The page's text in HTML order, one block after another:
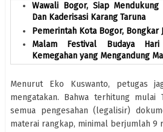
Wawali Bogor, Siap
Dan Kaderisasi Karang Taruna
Pemerintah Kota Bogor, Bongkar
Malam Festival Budaya
Kemegahan yang Mengandung
Menurut Eko Kuswanto, petugas
mengatakan. Bahwa terhitung mulai
semua pengesahan (legalisir)
materai rangkap, minimal berjumlah 9